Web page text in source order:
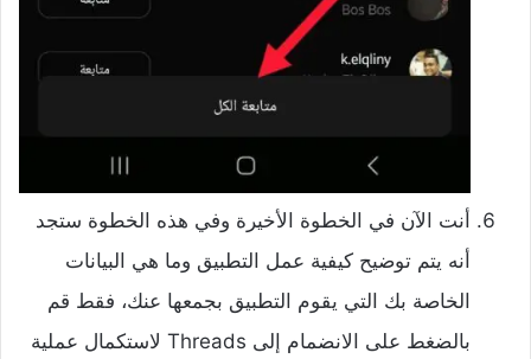
أنت الآن في الخطوة الأخيرة وفي هذه الخطوة ستجد
أنه يتم توضيح كيفية عمل التطبيق وما هي البيانات
الخاصة بك التي يقوم التطبيق بجمعها عنك، فقط قم
بالضغط على الانضمام إلى Threads لاستكمال عملية